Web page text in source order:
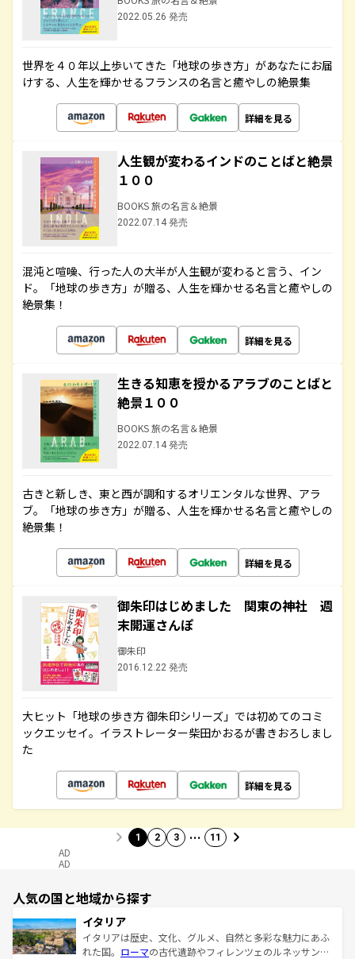
2022.05.26 発売
世界を４０年以上歩いてきた「地球の歩き方」があなたにお届
けする、人生を輝かせるフランスの名言と癒やしの絶景集
詳細を見る
人生観が変わるインドのことばと絶景
１００
BOOKS 旅の名言＆絶景
2022.07.14 発売
混沌と喧噪、行った人の大半が人生観が変わると言う、イン
ド。「地球の歩き方」が贈る、人生を輝かせる名言と癒やしの
絶景集！
詳細を見る
生きる知恵を授かるアラブのことばと
絶景１００
BOOKS 旅の名言＆絶景
2022.07.14 発売
古きと新しき、東と西が調和するオリエンタルな世界、アラ
ブ。「地球の歩き方」が贈る、人生を輝かせる名言と癒やしの
絶景集！
詳細を見る
御朱印はじめました 関東の神社 週
末開運さんぽ
御朱印
2016.12.22 発売
大ヒット「地球の歩き方 御朱印シリーズ」では初めてのコミ
ックエッセイ。イラストレーター柴田かおるが書きおろしまし
た
詳細を見る
1 2 3 … 11
AD
AD
人気の国と地域から探す
イタリア
イタリアは歴史、文化、グルメ、自然と多彩な魅力にあふ
れた国。 ローマの古代遺跡やフィレンツェのルネッサンス